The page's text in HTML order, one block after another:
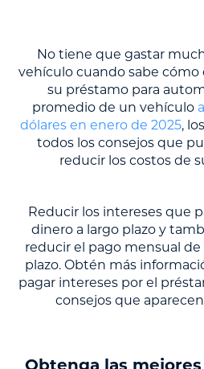
No tiene que gastar
vehículo cuando sabe cómo
su préstamo para
promedio de un vehículo
dólares en enero de 2025,
todos los consejos que
reducir los costos de
Reducir los intereses que
dinero a largo plazo y
reducir el pago mensual
plazo. Obtén más
pagar intereses por el
consejos que